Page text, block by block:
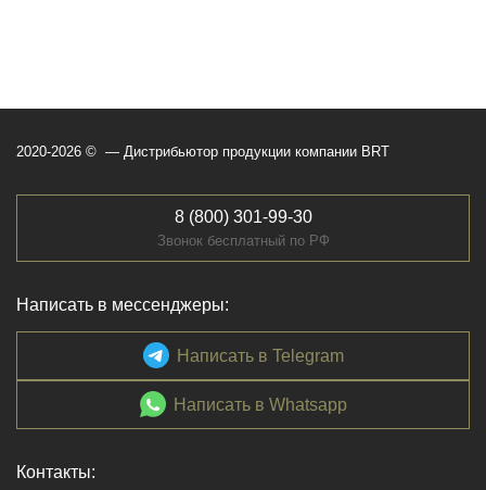
2020-2026 © — Дистрибьютор продукции компании BRT
8 (800) 301-99-30
Звонок бесплатный по РФ
Написать в мессенджеры:
Написать в Telegram
Написать в Whatsapp
Контакты: